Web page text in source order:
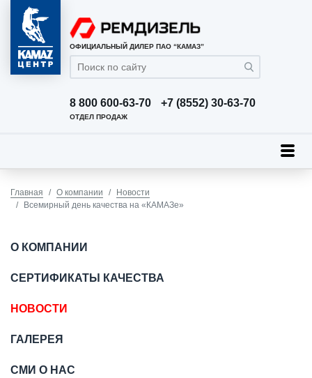
ОФИЦИАЛЬНЫЙ ДИЛЕР ПАО “КАМАЗ”
8 800 600-63-70 +7 (8552) 30-63-70
ОТДЕЛ ПРОДАЖ
Главная О компании
Новости
Всемирный день качества на «КАМАЗе»
О КОМПАНИИ
СЕРТИФИКАТЫ КАЧЕСТВА
НОВОСТИ
ГАЛЕРЕЯ
СМИ О НАС